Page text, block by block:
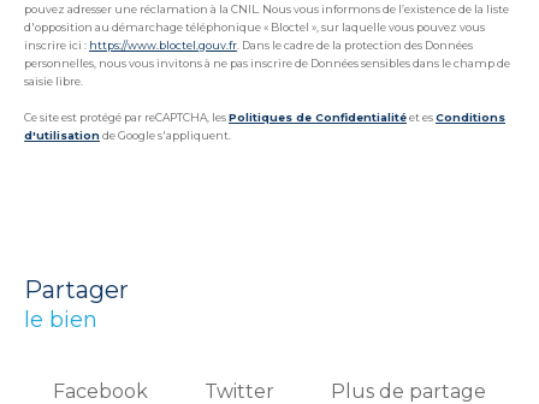
pouvez adresser une réclamation à la CNIL. Nous vous informons de l’existence de la liste
d'opposition au démarchage téléphonique « Bloctel », sur laquelle vous pouvez vous
inscrire ici : https://www.bloctel.gouv.fr. Dans le cadre de la protection des Données
personnelles, nous vous invitons à ne pas inscrire de Données sensibles dans le champ de
saisie libre.
Ce site est protégé par reCAPTCHA, lesPolitiques de Confidentialitéet esConditions
d'utilisationde Google s'appliquent.
partager
le bien
Facebook Twitter Plus de partage